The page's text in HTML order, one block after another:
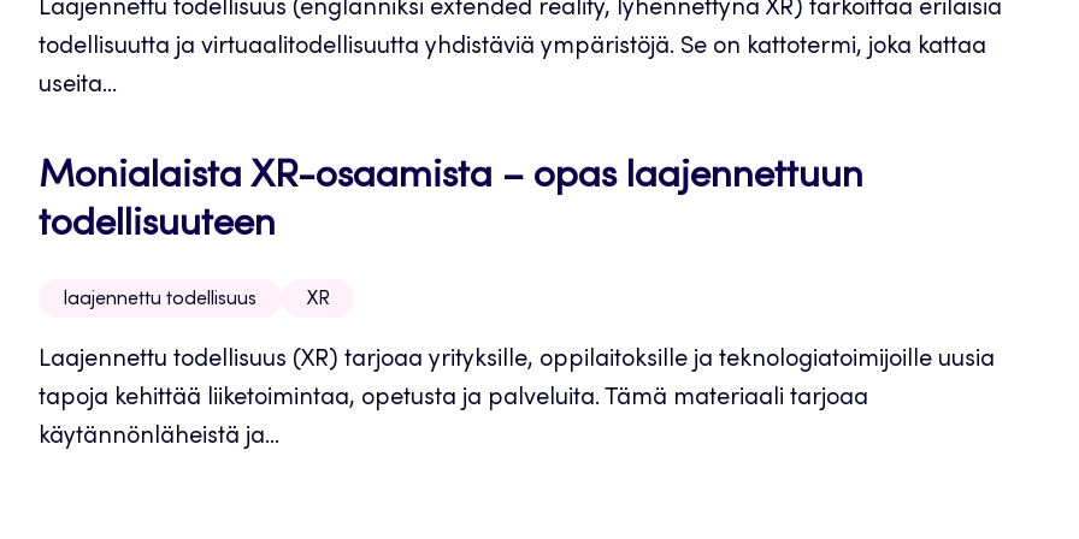
Laajennettu todellisuus (englanniksi extended reality, lyhennettynä XR) tarkoittaa erilaisia
todellisuutta ja virtuaalitodellisuutta yhdistäviä ympäristöjä. Se on kattotermi, joka kattaa
useita...
Monialaista XR-osaamista – opas laajennettuun
todellisuuteen
laajennettu todellisuus XR
Laajennettu todellisuus (XR) tarjoaa yrityksille, oppilaitoksille ja teknologiatoimijoille uusia
tapoja kehittää liiketoimintaa, opetusta ja palveluita. Tämä materiaali tarjoaa
käytännönläheistä ja...